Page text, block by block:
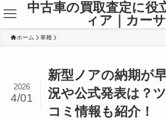
中古車の買取査定に役
ィア｜カー
ホーム 車種
新型ノアの納期が
況や公式発表は？
コミ情報も紹介！
2026
4/01